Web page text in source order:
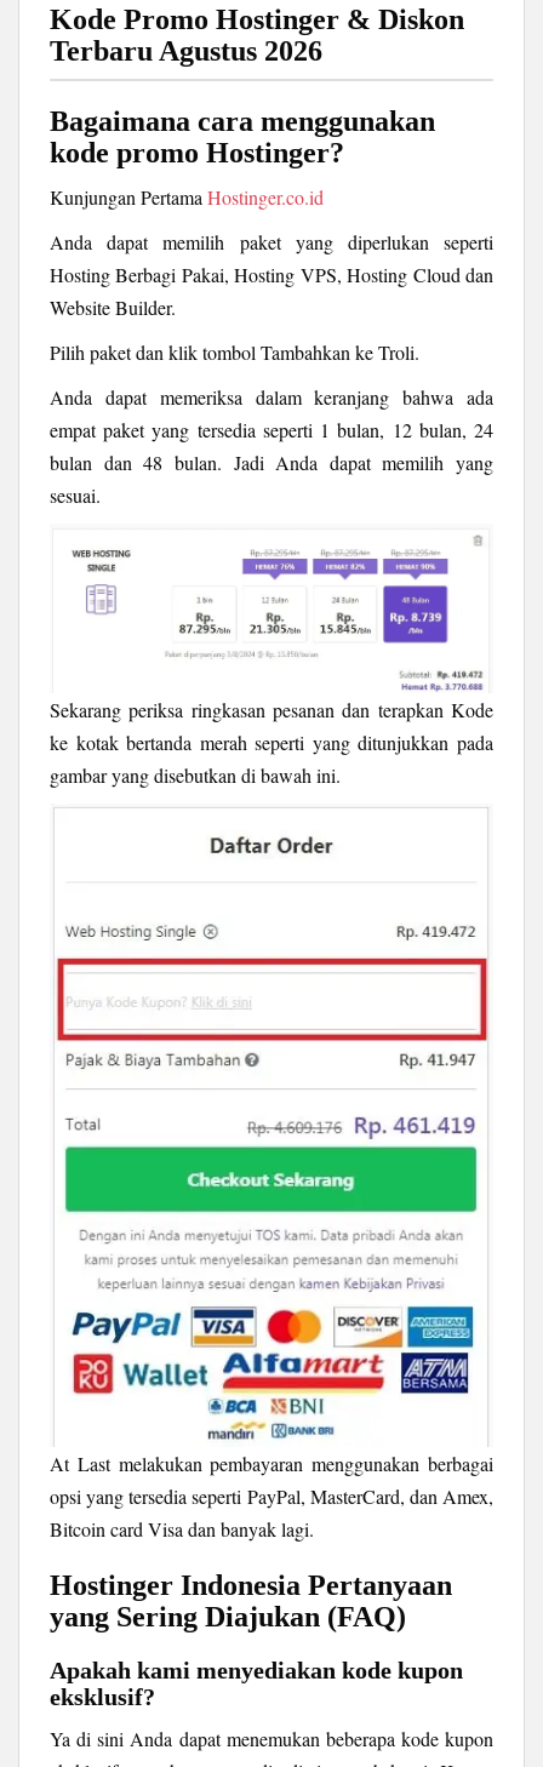
Kode Promo Hostinger & Diskon
Terbaru Agustus 2026
Bagaimana cara menggunakan
kode promo Hostinger?
Kunjungan Pertama Hostinger.co.id
Anda dapat memilih paket yang diperlukan seperti
Hosting Berbagi Pakai, Hosting VPS, Hosting Cloud dan
Website Builder.
Pilih paket dan klik tombol Tambahkan ke Troli.
Anda dapat memeriksa dalam keranjang bahwa ada
empat paket yang tersedia seperti 1 bulan, 12 bulan, 24
bulan dan 48 bulan. Jadi Anda dapat memilih yang
sesuai.
Sekarang periksa ringkasan pesanan dan terapkan Kode
ke kotak bertanda merah seperti yang ditunjukkan pada
gambar yang disebutkan di bawah ini.
At Last melakukan pembayaran menggunakan berbagai
opsi yang tersedia seperti PayPal, MasterCard, dan Amex,
Bitcoin card Visa dan banyak lagi.
Hostinger Indonesia Pertanyaan
yang Sering Diajukan (FAQ)
Apakah kami menyediakan kode kupon
eksklusif?
Ya di sini Anda dapat menemukan beberapa kode kupon